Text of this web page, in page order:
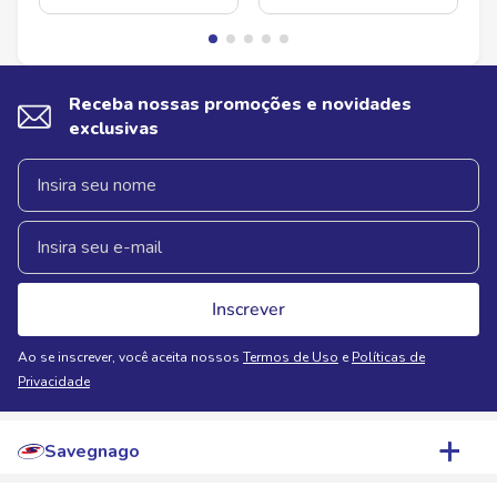
Receba nossas promoções e novidades
exclusivas
Inscrever
Ao se inscrever, você aceita nossos Termos de Uso e Políticas de
Privacidade
Savegnago